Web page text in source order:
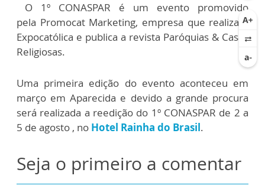
O 1º CONASPAR é um evento promovido
pela Promocat Marketing, empresa que realiza a
Expocatólica e publica a revista Paróquias & Casas
Religiosas.
Uma primeira edição do evento aconteceu em
março em Aparecida e devido a grande procura
será realizada a reedição do 1º CONASPAR de 2 a
5 de agosto , no Hotel Rainha do Brasil.
Seja o primeiro a comentar